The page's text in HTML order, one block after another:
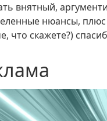
внятный,
нюансы, плюс
что скажете?)